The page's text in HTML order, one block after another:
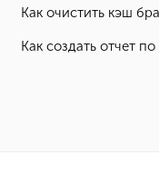
Как очистить кэш
Как создать отчет